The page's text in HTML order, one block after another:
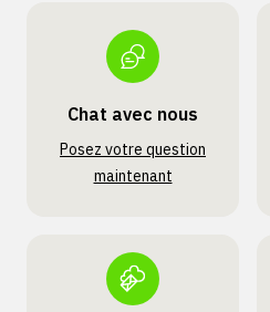
Chat avec nous
Posez votre question
maintenant